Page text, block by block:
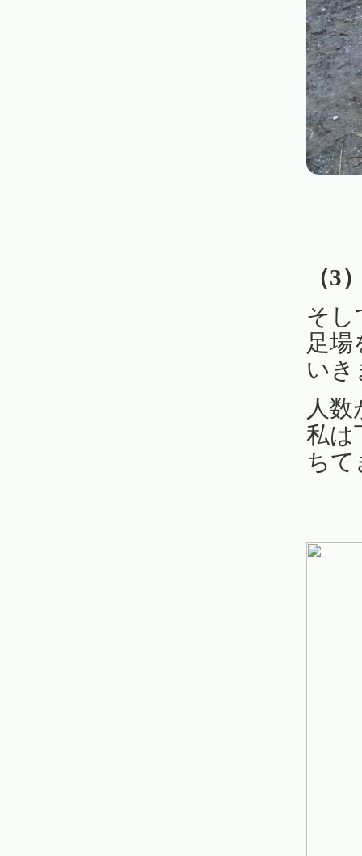
（3
そし
足場
いき
人
私は
ちて